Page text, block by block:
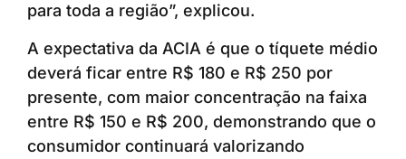
para toda a região”, explicou.
A expectativa da ACIA é que o tíquete médio
deverá ficar entre R$ 180 e R$ 250 por
presente, com maior concentração na faixa
entre R$ 150 e R$ 200, demonstrando que o
consumidor continuará valorizando